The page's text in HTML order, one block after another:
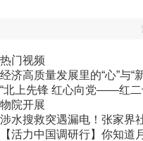
热门视频
经济高质量发展里的“心”与“
“北上先锋 红心向党——红二
物院开展
涉水搜救突遇漏电！张家界
【活力中国调研行】你知道